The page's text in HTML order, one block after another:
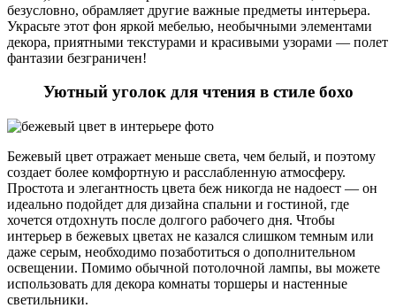
безусловно, обрамляет другие важные предметы интерьера.
Украсьте этот фон яркой мебелью, необычными элементами
декора, приятными текстурами и красивыми узорами — полет
фантазии безграничен!
Уютный уголок для чтения в стиле бохо
Бежевый цвет отражает меньше света, чем белый, и поэтому
создает более комфортную и расслабленную атмосферу.
Простота и элегантность цвета беж никогда не надоест — он
идеально подойдет для дизайна спальни и гостиной, где
хочется отдохнуть после долгого рабочего дня. Чтобы
интерьер в бежевых цветах не казался слишком темным или
даже серым, необходимо позаботиться о дополнительном
освещении. Помимо обычной потолочной лампы, вы можете
использовать для декора комнаты торшеры и настенные
светильники.